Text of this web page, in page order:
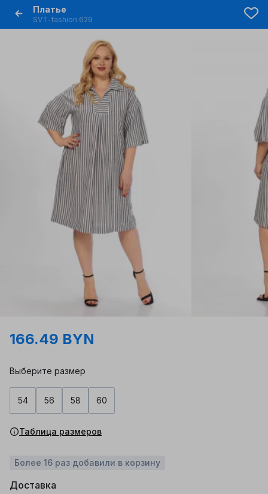
Платье
SVT-fashion 629
166.49 BYN
Выберите размер
54 56 58 60
Таблица размеров
Более 16 раз добавили в корзину
Доставка